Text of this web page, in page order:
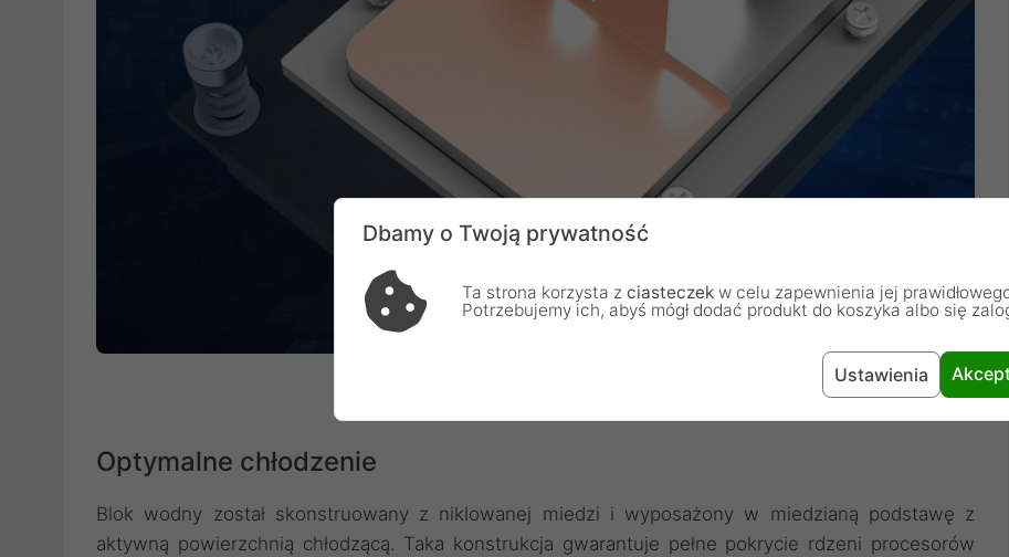
Optymalne chłodzenie
Blok wodny został skonstruowany z niklowanej miedzi i wyposażony w miedzianą podstawę z
aktywną powierzchnią chłodzącą. Taka konstrukcja gwarantuje pełne pokrycie rdzeni procesorów
Dbamy o Twoją prywatność
Ta strona korzysta z ciasteczek w celu zapewnienia jej
Potrzebujemy ich, abyś mógł dodać produkt do koszyka albo się
Ustawienia